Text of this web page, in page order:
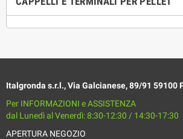
Italgronda s.r.l., Via Galcianese, 89/91 59100
Per INFORMAZIONI e ASSISTENZA
dal Lunedì al Venerdì: 8:30-12:30 / 14:30-17:30
APERTURA NEGOZIO